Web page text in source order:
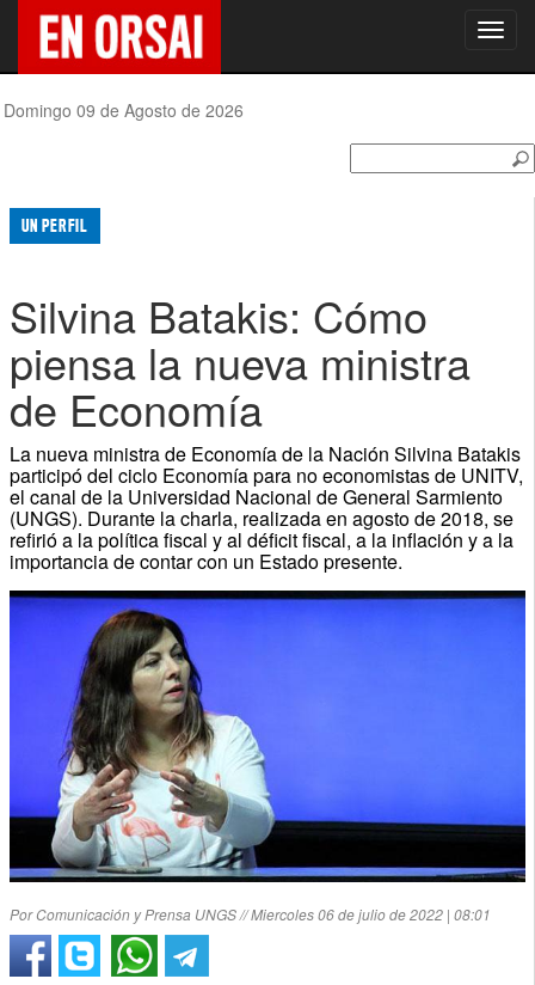
Domingo 09 de Agosto de 2026
UN PERFIL
Silvina Batakis: Cómo
piensa la nueva ministra
de Economía
La nueva ministra de Economía de la Nación Silvina Batakis
participó del ciclo Economía para no economistas de UNITV,
el canal de la Universidad Nacional de General Sarmiento
(UNGS). Durante la charla, realizada en agosto de 2018, se
refirió a la política fiscal y al déficit fiscal, a la inflación y a la
importancia de contar con un Estado presente.
Por Comunicación y Prensa UNGS // Miercoles 06 de julio de 2022 | 08:01